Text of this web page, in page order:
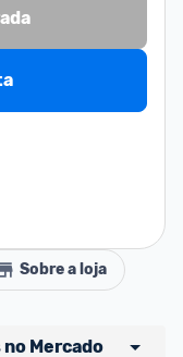
Sobre a loja
Mercado